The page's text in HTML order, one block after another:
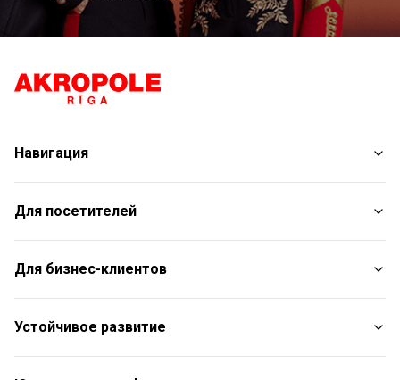
Навигация
Магазины
Услуги
Развлечения
Рестораны
Для посетителей
План торгового центра
С животными
Контакты
Aкции
Подарочная карта
Для бизнес-клиентов
Контакты
Подарочная карта для юридических лиц
Пресс-релизы
Устойчивое развитие
Отчет об устойчивом развитии